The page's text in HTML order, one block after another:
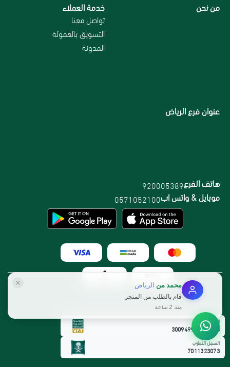
من نحن خدمة العملاء
تواصل معنا
التسويق بالعمولة
المدونة
عنوان فرع الرياض
هاتف الفرع920005389
موبايل & واتس اب0571052100
الرقم الضريبي:
300949912800003
السجل التجاري
7011323073
محمدمن الرياض
قام بالطلب من المتجر
منذ 2 ساعة